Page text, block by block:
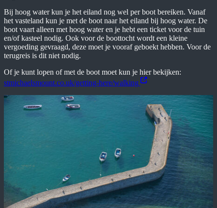
Bij hoog water kun je het eiland nog wel per boot bereiken. Vanaf
het vasteland kun je met de boot naar het eiland bij hoog water. De
boot vaart alleen met hoog water en je hebt een ticket voor de tuin
en/of kasteel nodig. Ook voor de boottocht wordt een kleine
vergoeding gevraagd, deze moet je vooraf geboekt hebben. Voor de
terugreis is dit niet nodig.
Of je kunt lopen of met de boot moet kun je hier bekijken:
stmichaelsmount.co.uk/getting-here/walking